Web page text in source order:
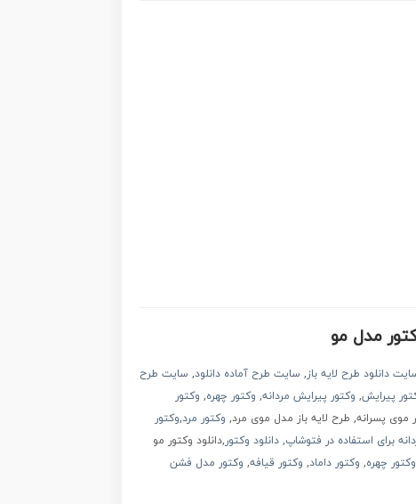
مدل مو
دانلود طرح لایه باز, سایت طرح آماده دانلود, سایت طرح
پیرایش, وکتور پیرایش مردانه, وکتور چهره, وکتور
موی پسرانه, طرح لایه باز مدل موی مرد, وکتور مرد,وکتور
برای استفاده در فتوشاپ, دانلود وکتور,دانلود وکتور مو
وکتور چهره, وکتور داماد, وکتور قیافه, وکتور مدل فشن